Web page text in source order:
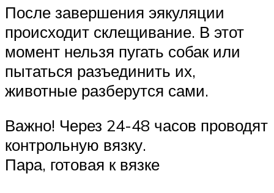
После завершения эякуляции
происходит склещивание. В этот
момент нельзя пугать собак или
пытаться разъединить их,
животные разберутся сами.
Важно! Через 24-48 часов проводят
контрольную вязку.
Пара, готовая к вязке